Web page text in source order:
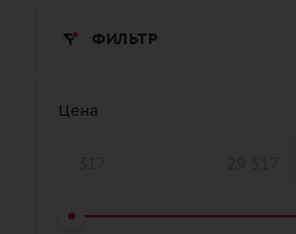
ФИЛЬТР
Цена